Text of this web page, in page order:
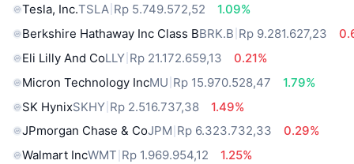
Tesla, Inc.TSLA Rp 5.749.572,52
1.09%
Berkshire Hathaway Inc Class BBRK.B Rp 9.281.627,23
Eli Lilly And CoLLY Rp 21.172.659,13
0.21%
Micron Technology IncMU Rp 15.970.528,47
1.79%
SK HynixSKHY Rp 2.516.737,38
1.49%
JPmorgan Chase & CoJPM Rp 6.323.732,33
0.29%
Walmart IncWMT Rp 1.969.954,12 1.25%